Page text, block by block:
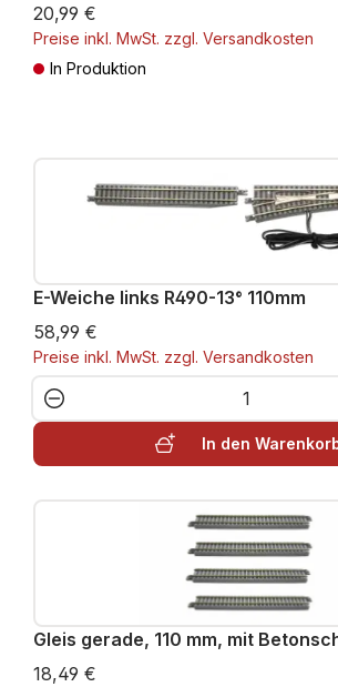
20,99 €
Preise inkl. MwSt. zzgl. Versandkosten
In Produktion
E-Weiche links R490-13° 110mm
58,99 €
Preise inkl. MwSt. zzgl. Versandkosten
Produkt Anzahl: Gib
In den
Gleis gerade, 110 mm, mit
18,49 €